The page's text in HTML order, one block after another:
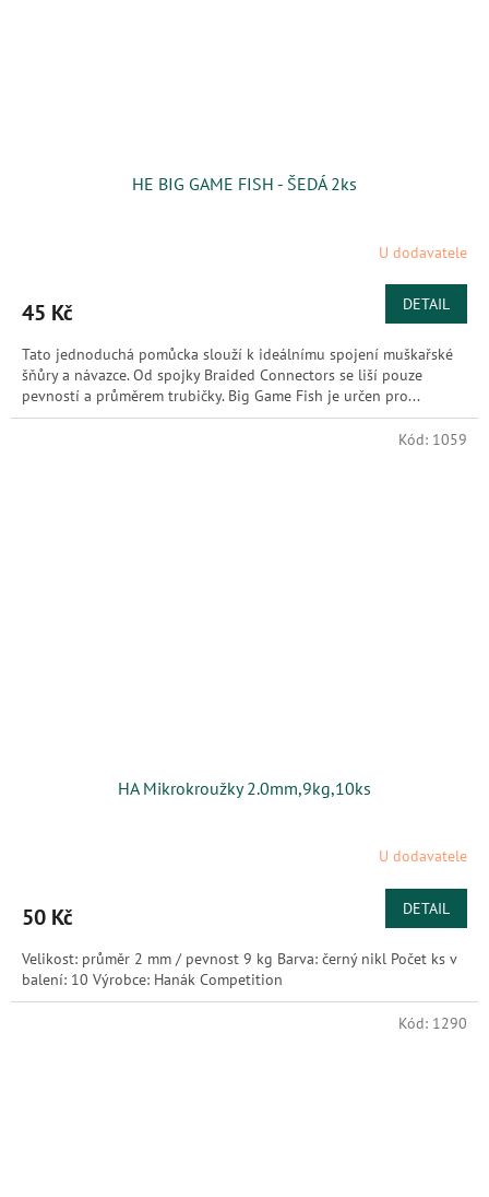
HE BIG GAME FISH - ŠEDÁ 2ks
U dodavatele
45 Kč DETAIL
Tato jednoduchá pomůcka slouží k ideálnímu spojení muškařské
šňůry a návazce. Od spojky Braided Connectors se liší pouze
pevností a průměrem trubičky. Big Game Fish je určen pro...
HA Mikrokroužky 2.0mm,9kg,10ks
U dodavatele
50 Kč DETAIL
Velikost: průměr 2 mm / pevnost 9 kg Barva: černý nikl Počet ks v
balení: 10 Výrobce: Hanák Competition
Kód: 1059
Kód: 1290